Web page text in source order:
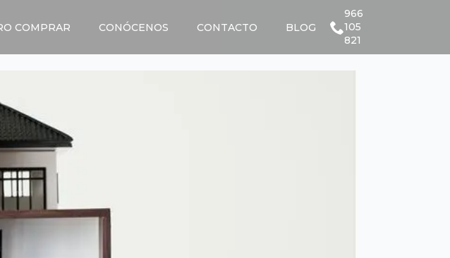
COMPRAR CONÓCENOS CONTACTO BLOG
966
105
821